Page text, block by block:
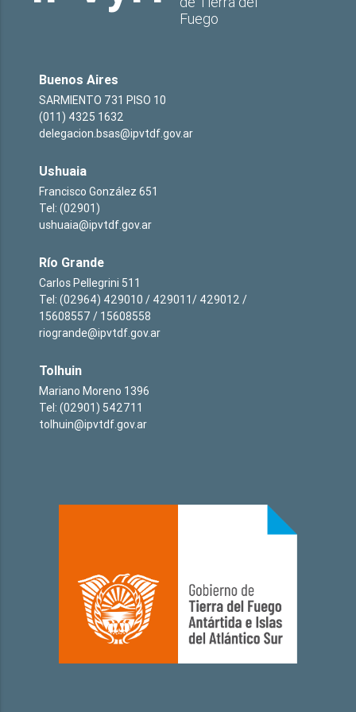
Fuego
Buenos Aires
SARMIENTO 731 PISO 10
(011) 4325 1632
delegacion.bsas@ipvtdf.gov.ar
Ushuaia
Francisco González 651
Tel: (02901)
ushuaia@ipvtdf.gov.ar
Río Grande
Carlos Pellegrini 511
Tel: (02964) 429010 / 429011/ 429012 /
15608557 / 15608558
riogrande@ipvtdf.gov.ar
Tolhuin
Mariano Moreno 1396
Tel: (02901) 542711
tolhuin@ipvtdf.gov.ar